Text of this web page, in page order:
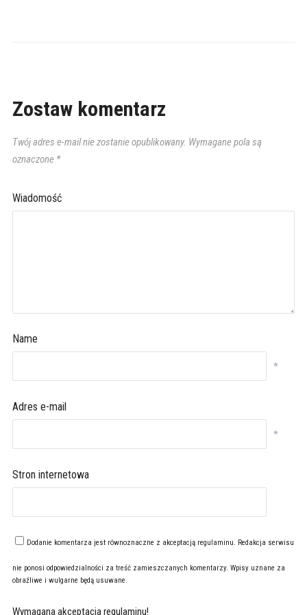
Zostaw komentarz
Twój adres e-mail nie zostanie opublikowany. Wymagane pola są
oznaczone *
Wiadomość
Name
*
Adres e-mail
*
Stron internetowa
Dodanie komentarza jest równoznaczne z akceptacją regulaminu. Redakcja serwisu
nie ponosi odpowiedzialności za treść zamieszczanych komentarzy. Wpisy uznane za
obraźliwe i wulgarne będą usuwane.
Wymagana akceptacja regulaminu!